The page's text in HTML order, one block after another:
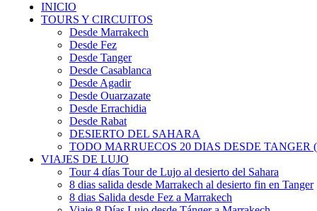
INICIO
TOURS Y CIRCUITOS
Desde Marrakech
Desde Fez
Desde Tanger
Desde Casablanca
Desde Agadir
Desde Ouarzazate
Desde Errachidia
Desde Rabat
DESIERTO DEL SAHARA
TODO MARRUECOS 20 DIAS DESDE TANGER
VIAJES DE LUJO
Tour 4 días Tour de Lujo al desierto del Sahara
8 dias salida desde Marrakech al desierto fin en Tanger
8 dias Salida desde Fez a Marrakech